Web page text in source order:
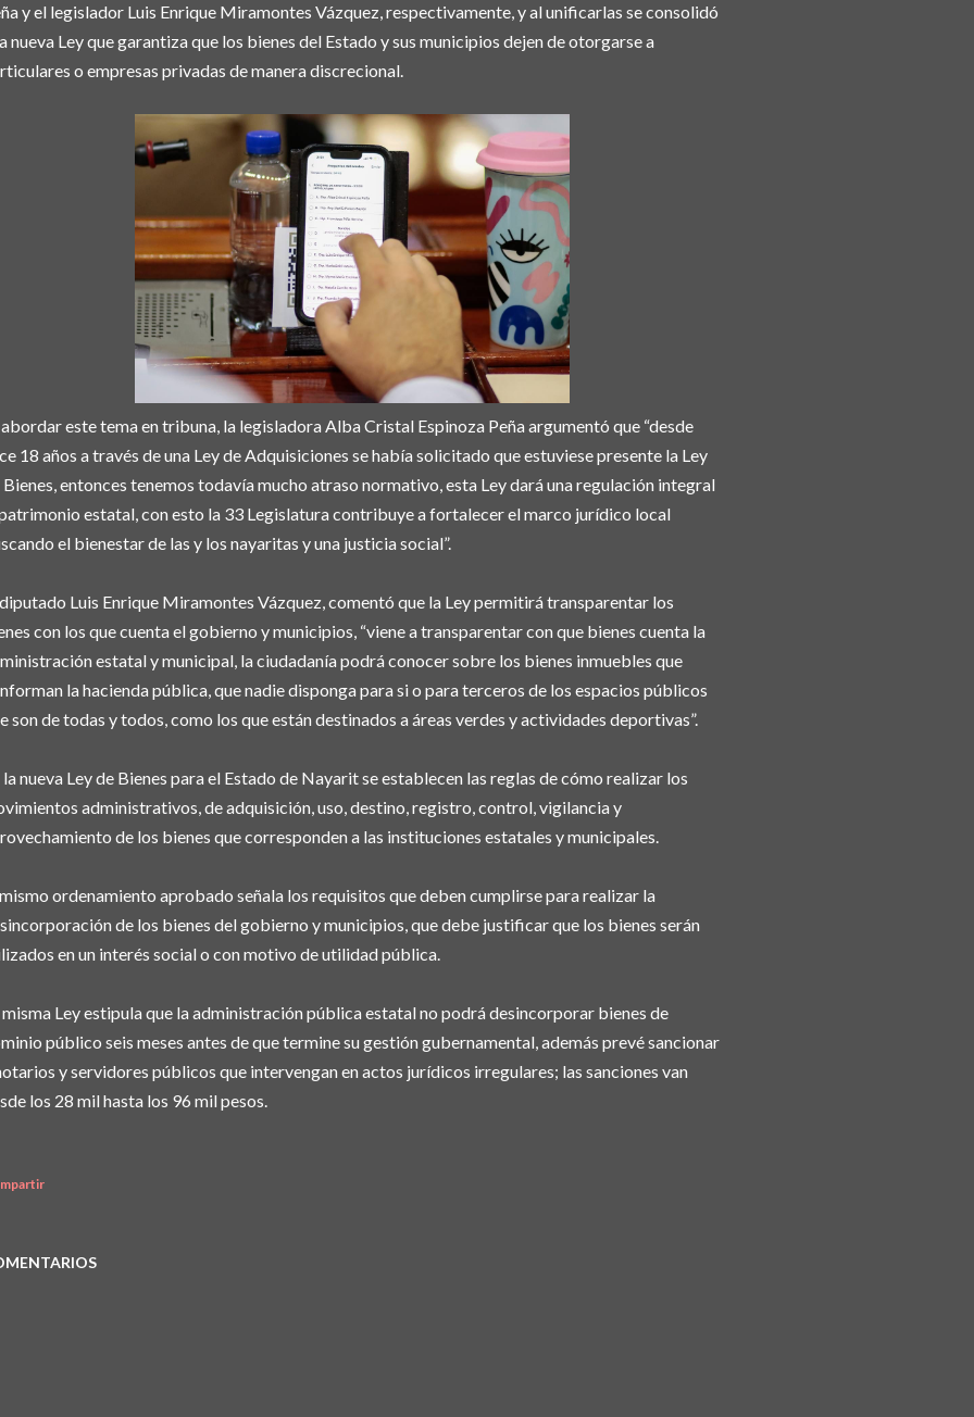
y el legislador Luis Enrique Miramontes Vázquez, respectivamente, y al unificarlas se consolidó
nueva Ley que garantiza que los bienes del Estado y sus municipios dejen de otorgarse a
o empresas privadas de manera discrecional.
este tema en tribuna, la legisladora Alba Cristal Espinoza Peña argumentó que “desde
18 años a través de una Ley de Adquisiciones se había solicitado que estuviese presente la Ley
Bienes, entonces tenemos todavía mucho atraso normativo, esta Ley dará una regulación integral
estatal, con esto la 33 Legislatura contribuye a fortalecer el marco jurídico local
el bienestar de las y los nayaritas y una justicia social”.
Luis Enrique Miramontes Vázquez, comentó que la Ley permitirá transparentar los
con los que cuenta el gobierno y municipios, “viene a transparentar con que bienes cuenta la
estatal y municipal, la ciudadanía podrá conocer sobre los bienes inmuebles que
la hacienda pública, que nadie disponga para si o para terceros de los espacios públicos
son de todas y todos, como los que están destinados a áreas verdes y actividades deportivas”.
la nueva Ley de Bienes para el Estado de Nayarit se establecen las reglas de cómo realizar los
administrativos, de adquisición, uso, destino, registro, control, vigilancia y
de los bienes que corresponden a las instituciones estatales y municipales.
ordenamiento aprobado señala los requisitos que deben cumplirse para realizar la
de los bienes del gobierno y municipios, que debe justificar que los bienes serán
en un interés social o con motivo de utilidad pública.
misma Ley estipula que la administración pública estatal no podrá desincorporar bienes de
público seis meses antes de que termine su gestión gubernamental, además prevé sancionar
y servidores públicos que intervengan en actos jurídicos irregulares; las sanciones van
los 28 mil hasta los 96 mil pesos.